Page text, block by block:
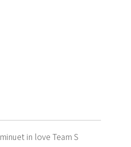
minuet in love Team S